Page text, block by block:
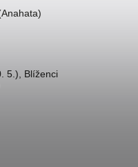
5.), Blíženci